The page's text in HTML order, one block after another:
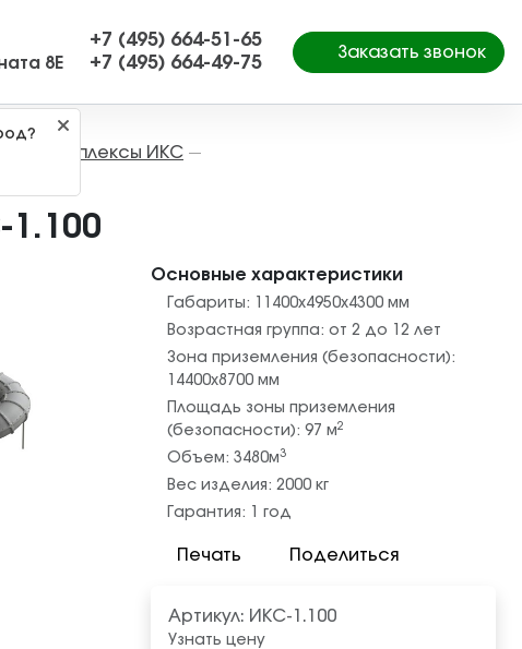
8Е
+7 (495) 664-51-65
+7 (495) 664-49-75
Заказать звонок
комплексы ИКС —
Основные характеристики
Габариты: 11400х4950х4300 мм
Возрастная группа: от 2 до 12 лет
Зона приземления (безопасности):
14400х8700 мм
Площадь зоны приземления
(безопасности): 97 м2
Объем: 3480м3
Вес изделия: 2000 кг
Гарантия:
1 год
Печать Поделиться
Артикул: ИКС-1.100
Узнать цену